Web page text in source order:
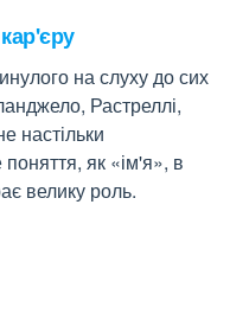
на слуху до сих
Растреллі,
настільки
як «ім'я», в
велику роль.